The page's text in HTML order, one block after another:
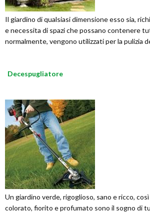
Il giardino di qualsiasi dimensione esso sia,
e necessita di spazi che possano contenere
normalmente, vengono utilizzati per la pulizia
Decespugliatore
Un giardino verde, rigoglioso, sano e ricco,
colorato, fiorito e profumato sono il sogno di